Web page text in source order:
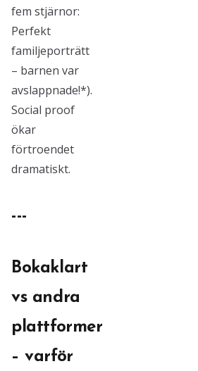
fem stjärnor:
Perfekt
familjeporträtt
– barnen var
avslappnade!*).
Social proof
ökar
förtroendet
dramatiskt.
---
Bokaklart
vs andra
plattformer
– varför